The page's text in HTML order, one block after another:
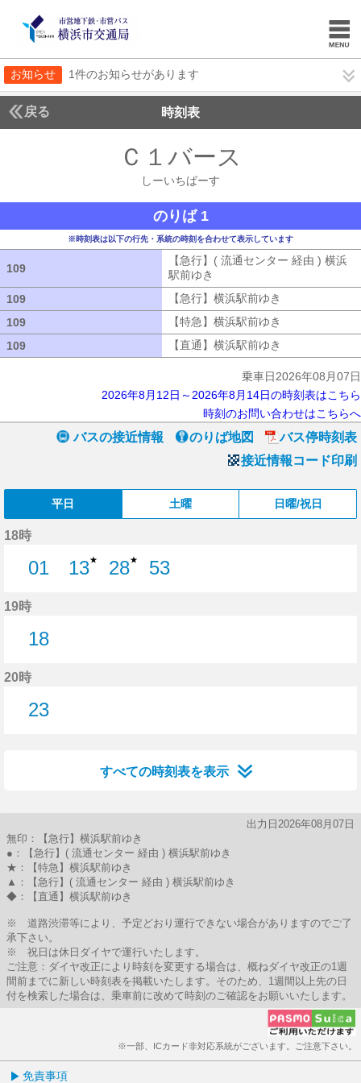
お知らせ 1件のお知らせがあります
戻る 時刻表
Ｃ１バース
しーいちばーす
のりば 1
※時刻表は以下の行先・系統の時刻を合わせて表示しています
109
【急行】( 流通センター 経由 ) 横浜
駅前ゆき
109
【急行】横浜駅前ゆき
109
【特急】横浜駅前ゆき
109
【直通】横浜駅前ゆき
乗車日2026年08月07日
2026年8月12日～2026年8月14日の時刻表はこちら
時刻のお問い合わせはこちらへ
バスの接近情報 のりば地図
バス停時刻表
接近情報コード印刷
平日 土曜 日曜/祝日
18時
01
13★
28★
53
19時
18
20時
23
すべての時刻表を表示
出力日2026年08月07日
無印：【急行】横浜駅前ゆき
●：【急行】( 流通センター 経由 ) 横浜駅前ゆき
★：【特急】横浜駅前ゆき
▲：【急行】( 流通センター 経由 ) 横浜駅前ゆき
◆：【直通】横浜駅前ゆき
※ 道路渋滞等により、予定どおり運行できない場合がありますのでご了
承下さい。
※ 祝日は休日ダイヤで運行いたします。
ご注意：ダイヤ改正により時刻を変更する場合は、概ねダイヤ改正の1週
間前までに新しい時刻表を掲載いたします。そのため、1週間以上先の日
付を検索した場合は、乗車前に改めて時刻のご確認をお願いいたします。
※一部、ICカード非対応系統がございます。ご注意下さい。
免責事項